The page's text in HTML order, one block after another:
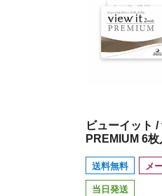
ビューイット
PREMIUM 6
送料無料 メ
当日発送